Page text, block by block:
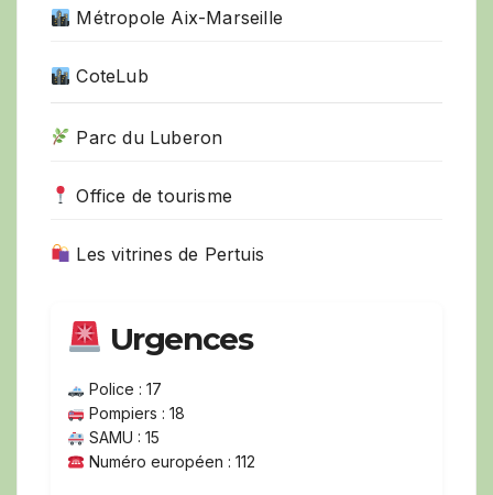
Métropole Aix-Marseille
CoteLub
Parc du Luberon
Office de tourisme
Les vitrines de Pertuis
Urgences
Police : 17
Pompiers : 18
SAMU : 15
Numéro européen : 112